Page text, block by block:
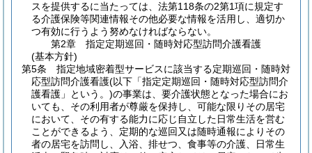
スを提供するに当たっては、法第118条の2第1項に規定す
る介護保険等関連情報その他必要な情報を活用し、適切か
つ有効に行うよう努めなければならない。
第2章
指定定期巡回・随時対応型訪問介護看護
(基本方針)
第5条
指定地域密着型サービスに該当する定期巡回・随時対
応型訪問介護看護(以下「指定定期巡回・随時対応型訪問介
護看護」という。)の事業は、要介護状態となった場合にお
いても、その利用者が尊厳を保持し、可能な限りその居宅
において、その有する能力に応じ自立した日常生活を営む
ことができるよう、定期的な巡回又は随時通報によりその
者の居宅を訪問し、入浴、排せつ、食事等の介護、日常生